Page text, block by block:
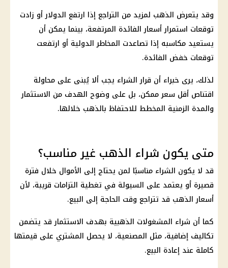
وقد يتعرض الذهب لمزيد من التراجع إذا ارتفع الدولار أو زادت
توقعات استمرارأسعار الفائدة المرتفعة، بينما يمكن أن
يستعيد مكاسبه إذا تصاعدت المخاطر الدولية أو ارتفعت
توقعات خفض الفائدة.
لذلك، يرى خبراء أن قرار الشراء يجب ألا يُبنى على محاولة
اقتناص أقل سعر ممكن، بل على وضوح الهدف من الاستثمار
والمدة الزمنية المخطط للاحتفاظ بالذهب خلالها.
متى يكون شراء الذهب غير مناسب؟
قد لا يكون الشراء مناسبًا لمن يحتاج إلى الأموال خلال فترة
قصيرة أو يعتمد على السيولة في تغطية التزامات قريبة، لأن
أسعار الذهب قد تتراجع وقت الحاجة إلى البيع.
كما أن شراء المشغولات الذهبية بهدف الاستثمارقد يتضمن
تكاليف إضافية، مثل المصنعية، لا يحصل المشتري على قيمتها
كاملة عند إعادة البيع.